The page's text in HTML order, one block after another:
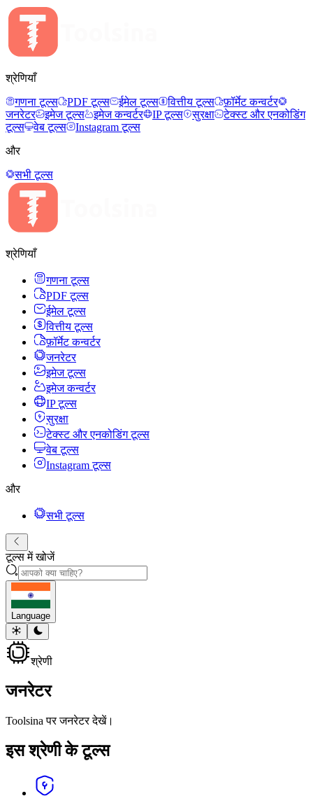
श्रेणियाँ
गणना टूल्स
PDF टूल्स ईमेल टूल्स वित्तीय टूल्स
फ़ॉर्मेट कन्वर्टर
जनरेटर
इमेज टूल्स इमेज कन्वर्टर IP टूल्स सुरक्षा
टेक्स्ट और एनकोडिंग
टूल्स
वेब टूल्स
Instagram टूल्स
और
सभी टूल्स
श्रेणियाँ
गणना टूल्स
PDF टूल्स
ईमेल टूल्स
वित्तीय टूल्स
फ़ॉर्मेट कन्वर्टर
जनरेटर
इमेज टूल्स
इमेज कन्वर्टर
IP टूल्स
सुरक्षा
टेक्स्ट और एनकोडिंग टूल्स
वेब टूल्स
Instagram टूल्स
और
सभी टूल्स
टूल्स में खोजें
Language
श्रेणी
जनरेटर
Toolsina पर जनरेटर देखें।
इस श्रेणी के टूल्स